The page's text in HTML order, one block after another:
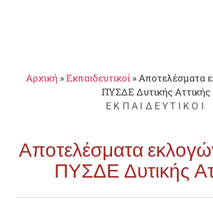
Αρχική »Εκπαιδευτικοί »Αποτελέσματα
ΠΥΣΔΕ Δυτικής Αττικής
ΕΚΠΑΙΔΕΥΤΙΚΟΊ
Αποτελέσματα
ΠΥΣΔΕ Δυτικής